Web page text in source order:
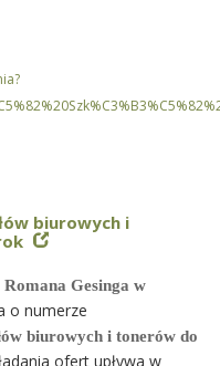
biurowych i
Romana Gesinga w
o numerze
biurowych i tonerów do
ofert upływa w